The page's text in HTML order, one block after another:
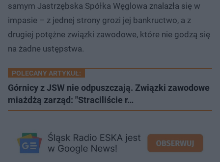
samym Jastrzębska Spółka Węglowa znalazła się w
impasie – z jednej strony grozi jej bankructwo, a z
drugiej potężne związki zawodowe, które nie godzą się
na żadne ustępstwa.
POLECANY ARTYKUŁ:
Górnicy z JSW nie odpuszczają. Związki zawodowe
miażdżą zarząd: "Straciliście r…